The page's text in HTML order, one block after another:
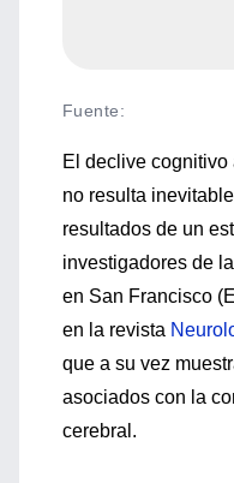
Fuente:
El declive
no resulta
resultados de un
investigadores de
en San Francisco
en la revista
que a su vez
asociados con la
cerebral.